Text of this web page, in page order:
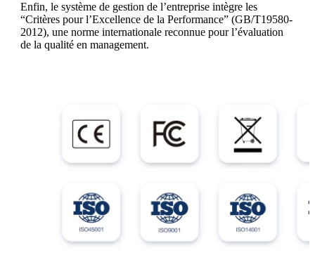
Enfin, le système de gestion de l’entreprise intègre les
“Critères pour l’Excellence de la Performance” (GB/T19580-
2012), une norme internationale reconnue pour l’évaluation
de la qualité en management.